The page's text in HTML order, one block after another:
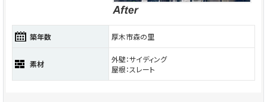
築年数 厚木市森の里
素材
外壁：サイディング
屋根：スレート